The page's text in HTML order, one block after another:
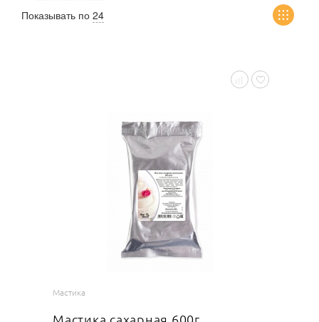
Показывать по 24
Мастика